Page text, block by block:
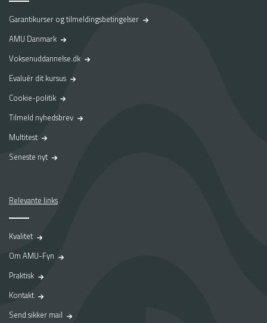
Garantikurser og tilmeldingsbetingelser
AMU Danmark
Voksenuddannelse.dk
Evaluér dit kursus
Cookie-politik
Tilmeld nyhedsbrev
Multitest
Seneste nyt
Relevante links
Kvalitet
Om AMU-Fyn
Praktisk
Kontakt
Send sikker mail